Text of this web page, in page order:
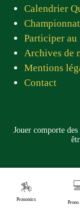
★★★★★
« Très bon
jours.»
Pascal C. —
★★★★★
dynamique
pmu
Chgros,
en congé et
Idriss — juin
★★★★★
Calendrier
Participer au
Archives de
Mentions
Contact
Jouer comporte
🏇
Pronostics
Prono